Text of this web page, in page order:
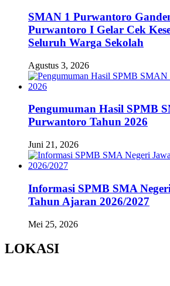
SMAN 1 Purwantoro
Purwantoro I Gelar Cek
Seluruh Warga Sekolah
Agustus 3, 2026
Pengumuman Hasil SPMB
Purwantoro Tahun 2026
Juni 21, 2026
Informasi SPMB SMA
Tahun Ajaran 2026/2027
Mei 25, 2026
LOKASI